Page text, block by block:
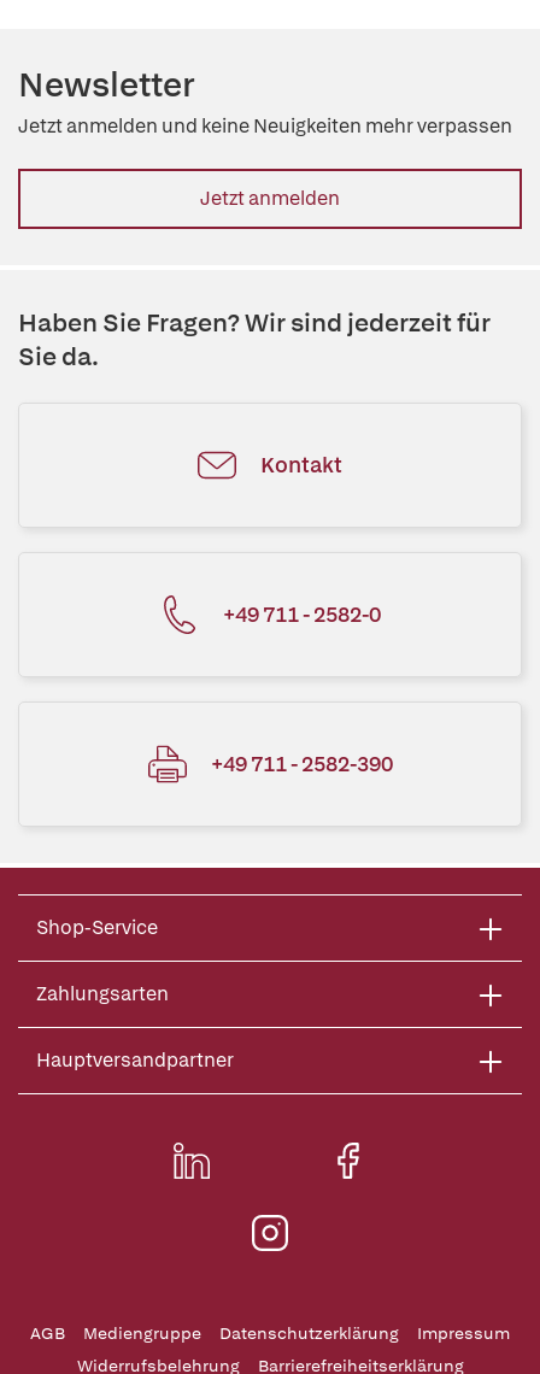
Newsletter
Jetzt anmelden und keine Neuigkeiten mehr verpassen
Jetzt anmelden
Haben Sie Fragen? Wir sind jederzeit für
Sie da.
Kontakt
+49 711 - 2582-0
+49 711 - 2582-390
Shop-Service
Zahlungsarten
Hauptversandpartner
AGB Mediengruppe Datenschutzerklärung
Impressum
Widerrufsbelehrung
Barrierefreiheitserklärung